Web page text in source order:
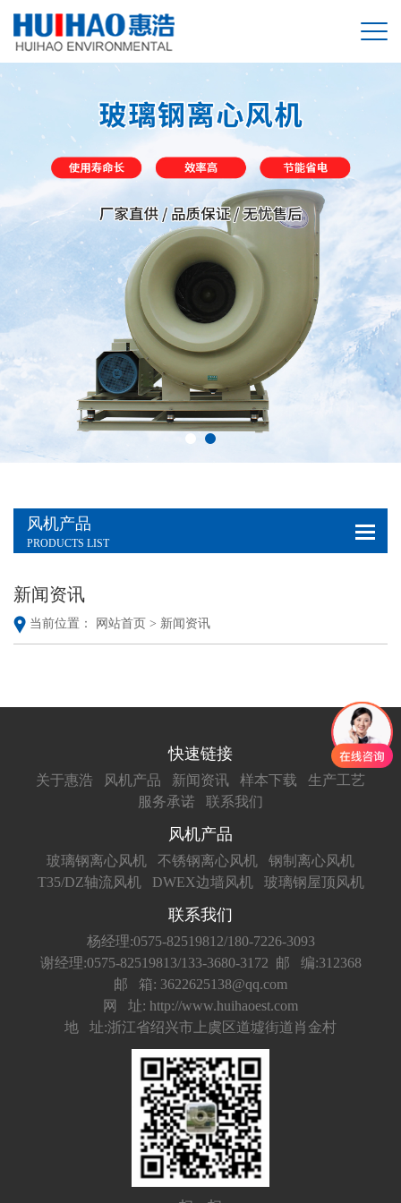
风机产品
PRODUCTS LIST
新闻资讯
当前位置： 网站首页 > 新闻资讯
快速链接
关于惠浩 风机产品 新闻资讯 样本下载
生产工艺
服务承诺
联系我们
风机产品
玻璃钢离心风机 不锈钢离心风机
钢制离心风机
T35/DZ轴流风机
DWEX边墙风机 玻璃钢屋顶风机
联系我们
杨经理:0575-82519812/180-7226-3093
谢经理:0575-82519813/133-3680-3172 邮 编:312368
邮 箱: 3622625138@qq.com
网 址: http://www.huihaoest.com
地 址:浙江省绍兴市上虞区道墟街道肖金村